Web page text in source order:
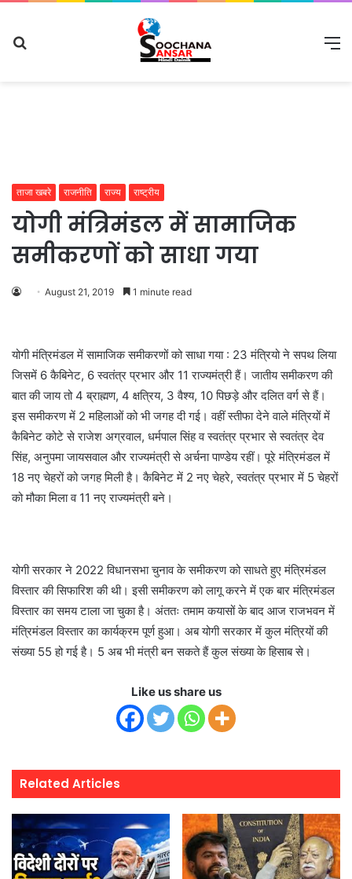
ताजा खबरे राजनीति राज्य राष्ट्रीय
योगी मंत्रिमंडल में सामाजिक
समीकरणों को साधा गया
August 21, 2019 1 minute read
योगी मंत्रिमंडल में सामाजिक समीकरणों को साधा गया : 23 मंत्रियो ने सपथ लिया
जिसमें 6 कैबिनेट, 6 स्वतंत्र प्रभार और 11 राज्यमंत्री हैं। जातीय समीकरण की
बात की जाय तो 4 ब्राह्मण, 4 क्षत्रिय, 3 वैश्य, 10 पिछड़े और दलित वर्ग से हैं।
इस समीकरण में 2 महिलाओं को भी जगह दी गई। वहीं स्तीफा देने वाले मंत्रियों में
कैबिनेट कोटे से राजेश अग्रवाल, धर्मपाल सिंह व स्वतंत्र प्रभार से स्वतंत्र देव
सिंह, अनुपमा जायसवाल और राज्यमंत्री से अर्चना पाण्डेय रहीं। पूरे मंत्रिमंडल में
18 नए चेहरों को जगह मिली है। कैबिनेट में 2 नए चेहरे, स्वतंत्र प्रभार में 5 चेहरों
को मौका मिला व 11 नए राज्यमंत्री बने।
योगी सरकार ने 2022 विधानसभा चुनाव के समीकरण को साधते हुए मंत्रिमंडल
विस्तार की सिफारिश की थी। इसी समीकरण को लागू करने में एक बार मंत्रिमंडल
विस्तार का समय टाला जा चुका है। अंततः तमाम कयासों के बाद आज राजभवन में
मंत्रिमंडल विस्तार का कार्यक्रम पूर्ण हुआ। अब योगी सरकार में कुल मंत्रियों की
संख्या 55 हो गई है। 5 अब भी मंत्री बन सकते हैं कुल संख्या के हिसाब से।
Like us share us
Related Articles